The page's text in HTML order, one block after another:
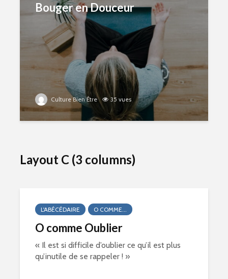
Bouger en Douceur
Culture Bien Être 35 vues
Layout C (3 columns)
L'ABÉCÉDAIRE O COMME...
O comme Oublier
« Il est si difficile d’oublier ce qu’il est plus
qu’inutile de se rappeler ! »